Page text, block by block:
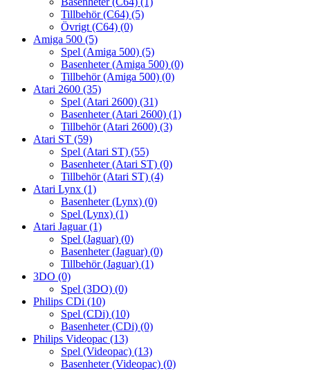
Tillbehör (C64) (5)
Övrigt (C64) (0)
Amiga 500 (5)
Spel (Amiga 500) (5)
Basenheter (Amiga 500) (0)
Tillbehör (Amiga 500) (0)
Atari 2600 (35)
Spel (Atari 2600) (31)
Basenheter (Atari 2600) (1)
Tillbehör (Atari 2600) (3)
Atari ST (59)
Spel (Atari ST) (55)
Basenheter (Atari ST) (0)
Tillbehör (Atari ST) (4)
Atari Lynx (1)
Basenheter (Lynx) (0)
Spel (Lynx) (1)
Atari Jaguar(1)
Spel (Jaguar) (0)
Basenheter (Jaguar) (0)
Tillbehör (Jaguar) (1)
3DO (0)
Spel (3DO) (0)
Philips CDi (10)
Spel (CDi) (10)
Basenheter (CDi) (0)
Philips Videopac (13)
Spel (Videopac) (13)
Basenheter (Videopac) (0)